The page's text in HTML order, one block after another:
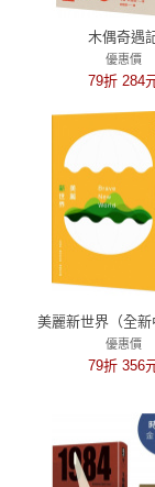
木偶奇遇
優惠價
79折 284
美麗新世界（全新
優惠價
79折 356